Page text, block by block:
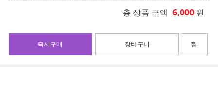
총 상품 금액 6,000 원
장바구니
즉시구매 찜